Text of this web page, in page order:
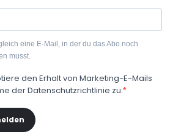
eine E-Mail, in der du das Abo noch
musst.
den Erhalt von Marketing-E-Mails
der Datenschutzrichtlinie zu.